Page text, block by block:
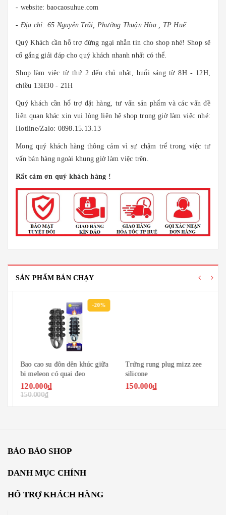
- website: baocaosuhue.com
- Địa chỉ: 65 Nguyễn Trãi, Phường Thuận Hòa , TP Huế
Quý Khách cần hỗ trợ đừng ngại nhắn tin cho shop nhé! Shop sẽ
cố gắng giải đáp cho quý khách nhanh nhất có thể.
Shop làm việc từ thứ 2 đến chủ nhật, buổi sáng từ 8H - 12H,
chiều 13H30 - 21H
Quý khách cần hổ trợ đặt hàng, tư vấn sản phẩm và các vấn đề
liên quan khác xin vui lòng liên hệ shop trong giờ làm việc nhé:
Hotline/Zalo: 0898.15.13.13
Mong quý khách hàng thông cảm vì sự chậm trể trong việc tư
vấn bán hàng ngoài khung giờ làm việc trên.
Rất cảm ơn quý khách hàng !
SẢN PHẨM BÁN CHẠY
-20%
Bao cao su đôn dên khúc giữa
bi meleon có quai đeo
120.000₫
150.000₫
Trứng rung plug mizz zee
silicone
150.000₫
BẢO BẢO SHOP
DANH MỤC CHÍNH
HỔ TRỢ KHÁCH HÀNG